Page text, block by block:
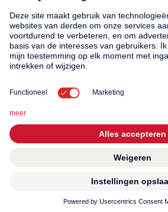
Service
Contact
© 2026 KWC
General terms and conditions